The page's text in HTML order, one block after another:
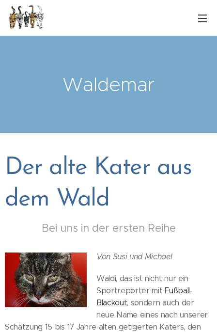
Waldemar
Der alte Kater aus
dem Wald
Bei uns in der ersten Reihe
Von Susi und Michael
Waldi, das ist nicht nur ein
Sportreporter mitFußball-
Blackout, sondern auch der
neue Name eines nach unserer
Schätzung 15 bis 17 Jahre alten getigerten Katers, den